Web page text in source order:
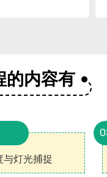
的内容有
与灯光捕捉